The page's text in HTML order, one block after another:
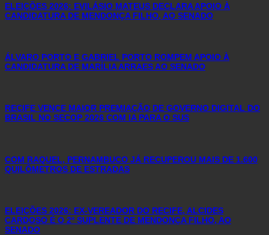
ELEIÇÕES 2026: EVILÁSIO MATEUS DECLARA APOIO À
CANDIDATURA DE MENDONÇA FILHO, AO SENADO
ÁLVARO PORTO E GABRIEL PORTO ROMPEM APOIO À
CANDIDATURA DE MARÍLIA ARRAES AO SENADO
RECIFE VENCE MAIOR PREMIAÇÃO DE GOVERNO DIGITAL DO
BRASIL NO SECOP 2026 COM IA PARA O SUS
COM RAQUEL, PERNAMBUCO JÁ RECUPEROU MAIS DE 1.600
QUILÔMETROS DE ESTRADAS
ELEIÇÕES 2026: EX-VEREADOR DO RECIFE, ALCIDES
CARDOSO É O 2º SUPLENTE DE MENDONÇA FILHO, AO
SENADO